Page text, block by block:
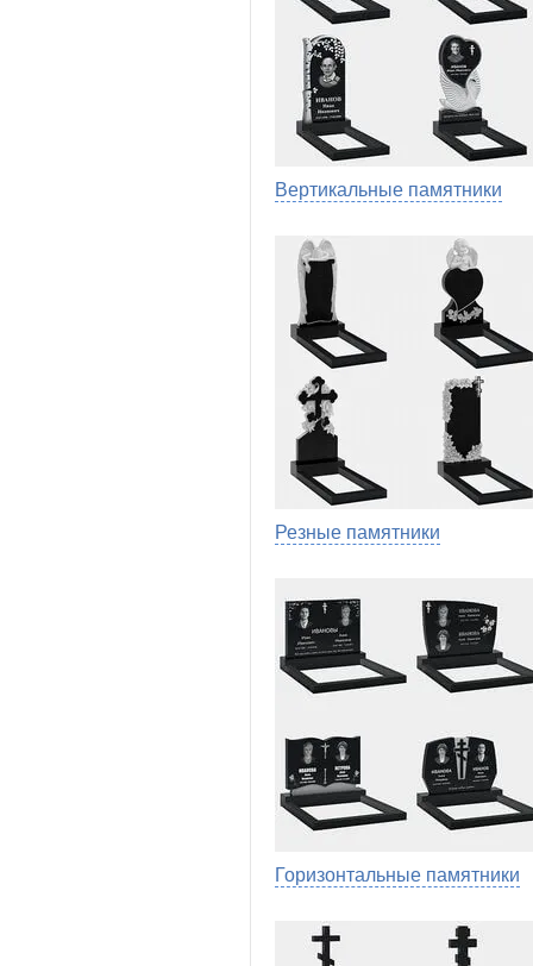
Вертикальные памятники
Резные памятники
Горизонтальные памятники